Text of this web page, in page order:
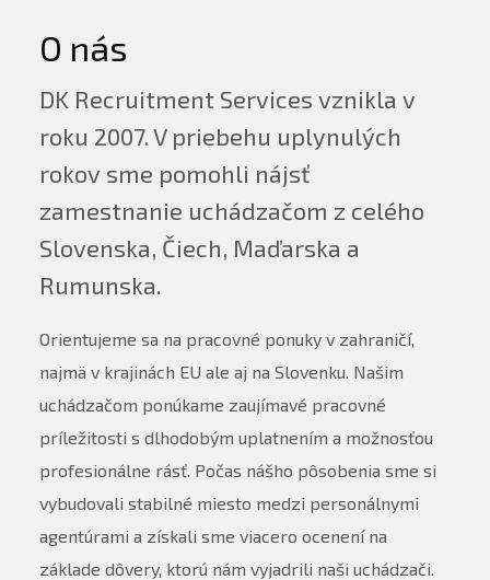
O nás
DK Recruitment Services vznikla v
roku 2007. V priebehu uplynulých
rokov sme pomohli nájsť
zamestnanie uchádzačom z celého
Slovenska, Čiech, Maďarska a
Rumunska.
Orientujeme sa na pracovné ponuky v zahraničí,
najmä v krajinách EU ale aj na Slovenku. Našim
uchádzačom ponúkame zaujímavé pracovné
príležitosti s dlhodobým uplatnením a možnosťou
profesionálne rásť. Počas nášho pôsobenia sme si
vybudovali stabilné miesto medzi personálnymi
agentúrami a získali sme viacero ocenení na
základe dôvery, ktorú nám vyjadrili naši uchádzači.